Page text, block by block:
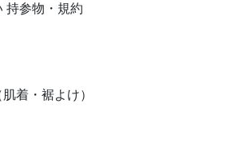
持参物・規約
着・裾よけ）